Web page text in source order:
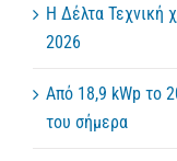
Η Δέλτα Τεχνική
2026
Από 18,9 kWp το
του σήμερα